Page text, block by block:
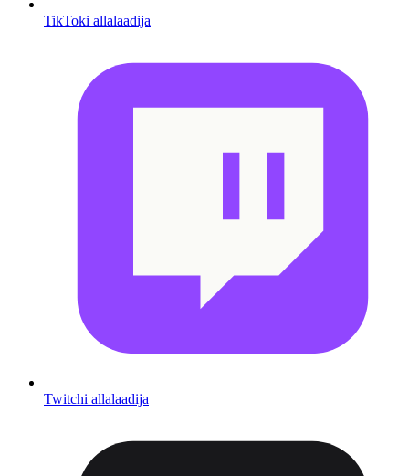
TikToki allalaadija
Twitchi allalaadija